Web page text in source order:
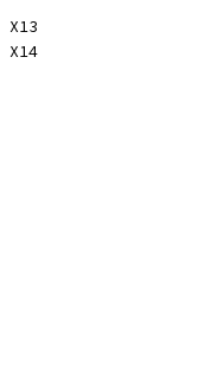
X13
X14